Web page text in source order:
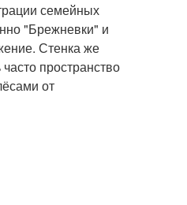
семейных
"Брежневки" и
Стенка же
пространство
от